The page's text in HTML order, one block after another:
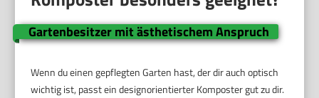
Gartenbesitzer mit ästhetischem Anspruch
Wenn du einen gepflegten Garten hast, der dir auch optisch
wichtig ist, passt ein designorientierter Komposter gut zu dir.